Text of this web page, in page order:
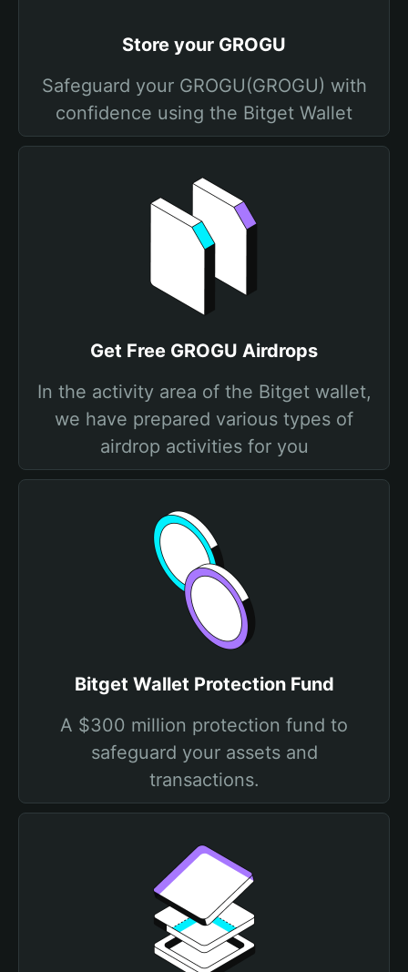
Store your GROGU
Safeguard your GROGU(GROGU) with
confidence using the Bitget Wallet
Get Free GROGU Airdrops
In the activity area of the Bitget wallet,
we have prepared various types of
airdrop activities for you
Bitget Wallet Protection Fund
A $300 million protection fund to
safeguard your assets and
transactions.